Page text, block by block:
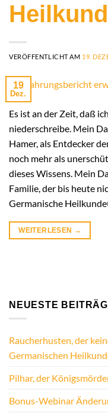
VERÖFFENTLICHT AM 19.
19
Dez.
Es ist an der Zeit, daß
niederschreibe. Mein
Hamer, als Entdecker
noch mehr als
dieses Wissens. Mein
Familie, der bis heute
Germanische
WEITERLESEN →
NEUESTE
Raucherhusten, der
Germanischen
Pilhar, der
Bonus-Webinar